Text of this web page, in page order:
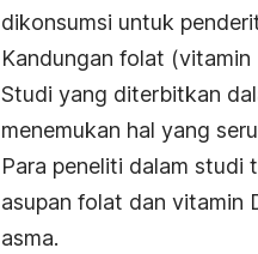
dikonsumsi untuk
Kandungan folat
Studi yang diterbitkan
menemukan hal yang
Para peneliti dalam studi
asupan folat dan vitamin
asma.